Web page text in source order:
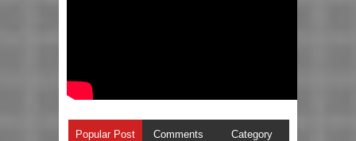
Popular Post Comments Category